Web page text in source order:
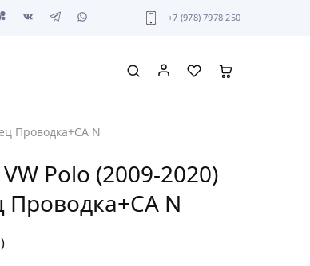
+7 (978) 7978 250
Проводка+CA N
Polo (2009-2020)
N